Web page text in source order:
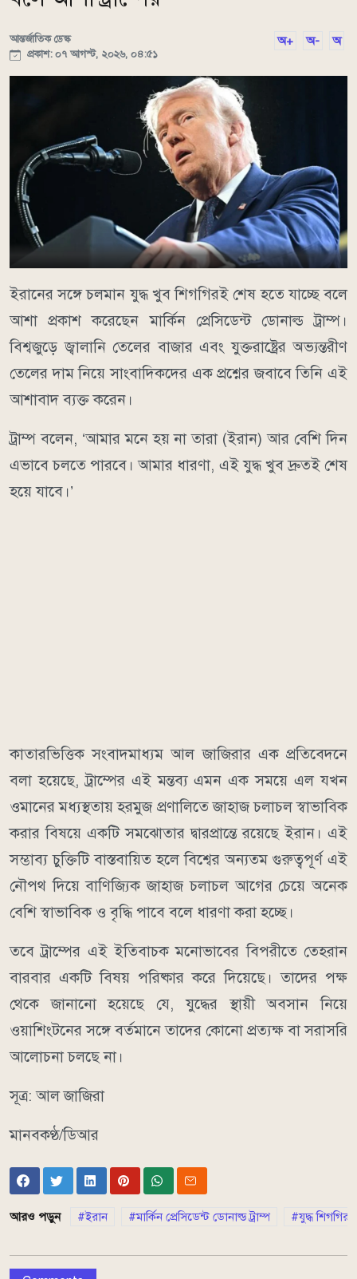
আন্তর্জাতিক ডেস্ক
প্রকাশ: ০৭ আগস্ট, ২০২৬, ০৪:৫১
অ+ অ- অ
ইরানের সঙ্গে চলমান যুদ্ধ খুব শিগগিরই শেষ হতে যাচ্ছে বলে
আশা প্রকাশ করেছেন মার্কিন প্রেসিডেন্ট ডোনাল্ড ট্রাম্প।
বিশ্বজুড়ে জ্বালানি তেলের বাজার এবং যুক্তরাষ্ট্রের অভ্যন্তরীণ
তেলের দাম নিয়ে সাংবাদিকদের এক প্রশ্নের জবাবে তিনি এই
আশাবাদ ব্যক্ত করেন।
ট্রাম্প বলেন, ‘আমার মনে হয় না তারা (ইরান) আর বেশি দিন
এভাবে চলতে পারবে। আমার ধারণা, এই যুদ্ধ খুব দ্রুতই শেষ
হয়ে যাবে।’
কাতারভিত্তিক সংবাদমাধ্যম আল জাজিরার এক প্রতিবেদনে
বলা হয়েছে, ট্রাম্পের এই মন্তব্য এমন এক সময়ে এল যখন
ওমানের মধ্যস্থতায় হরমুজ প্রণালিতে জাহাজ চলাচল স্বাভাবিক
করার বিষয়ে একটি সমঝোতার দ্বারপ্রান্তে রয়েছে ইরান। এই
সম্ভাব্য চুক্তিটি বাস্তবায়িত হলে বিশ্বের অন্যতম গুরুত্বপূর্ণ এই
নৌপথ দিয়ে বাণিজ্যিক জাহাজ চলাচল আগের চেয়ে অনেক
বেশি স্বাভাবিক ও বৃদ্ধি পাবে বলে ধারণা করা হচ্ছে।
তবে ট্রাম্পের এই ইতিবাচক মনোভাবের বিপরীতে তেহরান
বারবার একটি বিষয় পরিষ্কার করে দিয়েছে। তাদের পক্ষ
থেকে জানানো হয়েছে যে, যুদ্ধের স্থায়ী অবসান নিয়ে
ওয়াশিংটনের সঙ্গে বর্তমানে তাদের কোনো প্রত্যক্ষ বা সরাসরি
আলোচনা চলছে না।
সূত্র: আল জাজিরা
মানবকণ্ঠ/ডিআর
আরও পড়ুন ইরান মার্কিন প্রেসিডেন্ট ডোনাল্ড ট্রাম্প যুদ্ধ